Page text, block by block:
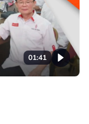
01:41